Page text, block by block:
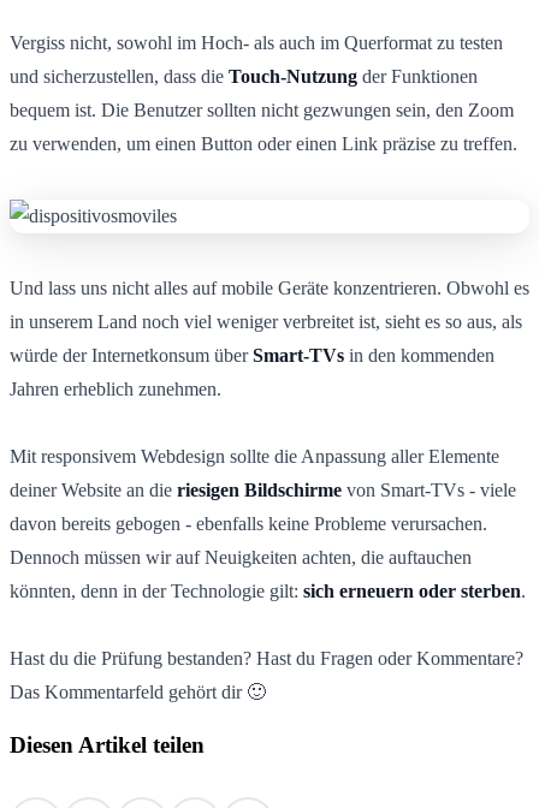
Vergiss nicht, sowohl im Hoch- als auch im Querformat zu testen
und sicherzustellen, dass die Touch-Nutzung der Funktionen
bequem ist. Die Benutzer sollten nicht gezwungen sein, den Zoom
zu verwenden, um einen Button oder einen Link präzise zu treffen.
Und lass uns nicht alles auf mobile Geräte konzentrieren. Obwohl es
in unserem Land noch viel weniger verbreitet ist, sieht es so aus, als
würde der Internetkonsum überSmart-TVs in den kommenden
Jahren erheblich zunehmen.
Mit responsivem Webdesign sollte die Anpassung aller Elemente
deiner Website an die riesigen Bildschirme von Smart-TVs - viele
davon bereits gebogen - ebenfalls keine Probleme verursachen.
Dennoch müssen wir auf Neuigkeiten achten, die auftauchen
könnten, denn in der Technologie gilt: sich erneuern oder sterben.
Hast du die Prüfung bestanden? Hast du Fragen oder Kommentare?
Das Kommentarfeld gehört dir 🙂
Diesen Artikel teilen